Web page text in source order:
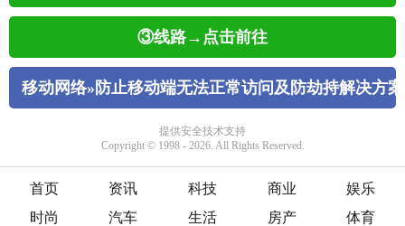
首页 资讯 科技 商业
娱乐
时尚
汽车 生活 房产
体育